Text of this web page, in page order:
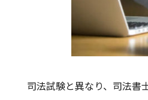
司法試験と異なり、司法書